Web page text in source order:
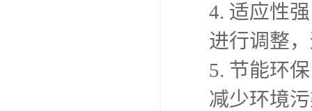
4. 适应性
进行调整
5. 节能环
减少环境